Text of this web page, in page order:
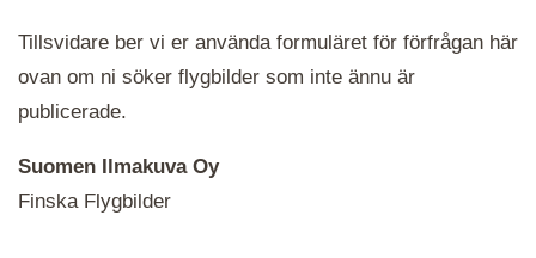
Tillsvidare ber vi er använda formuläret för förfrågan här
ovan om ni söker flygbilder som inte ännu är
publicerade.
Suomen Ilmakuva Oy
Finska Flygbilder